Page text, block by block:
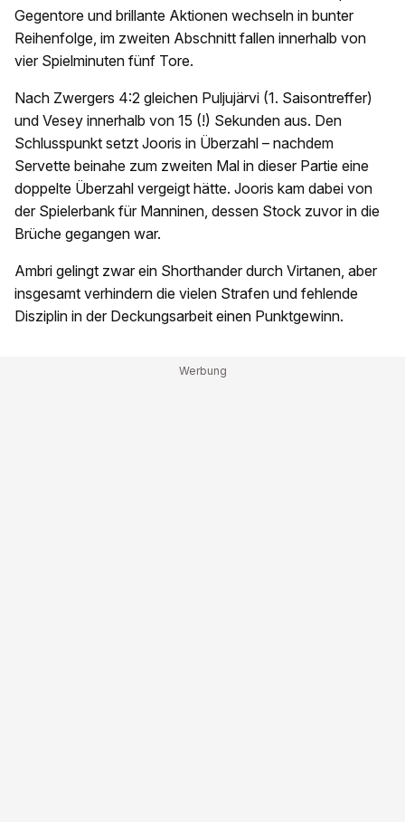
Gegentore und brillante Aktionen wechseln in bunter
Reihenfolge, im zweiten Abschnitt fallen innerhalb von
vier Spielminuten fünf Tore.
Nach Zwergers 4:2 gleichen Puljujärvi (1. Saisontreffer)
und Vesey innerhalb von 15 (!) Sekunden aus. Den
Schlusspunkt setzt Jooris in Überzahl – nachdem
Servette beinahe zum zweiten Mal in dieser Partie eine
doppelte Überzahl vergeigt hätte. Jooris kam dabei von
der Spielerbank für Manninen, dessen Stock zuvor in die
Brüche gegangen war.
Ambri gelingt zwar ein Shorthander durch Virtanen, aber
insgesamt verhindern die vielen Strafen und fehlende
Disziplin in der Deckungsarbeit einen Punktgewinn.